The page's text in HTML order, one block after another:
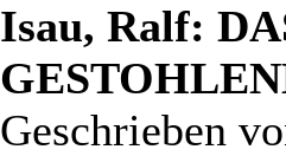
Isau, Ralf:
Geschrieben